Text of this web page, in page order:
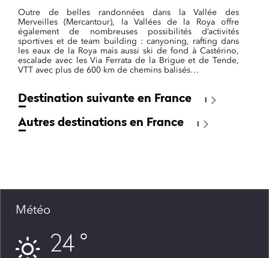
Outre de belles randonnées dans la Vallée des
Merveilles (Mercantour), la Vallées de la Roya offre
également de nombreuses possibilités d’activités
sportives et de team building : canyoning, rafting dans
les eaux de la Roya mais aussi ski de fond à Castérino,
escalade avec les Via Ferrata de la Brigue et de Tende,
VTT avec plus de 600 km de chemins balisés…
Destination suivante en France
Autres destinations en France
Météo
24